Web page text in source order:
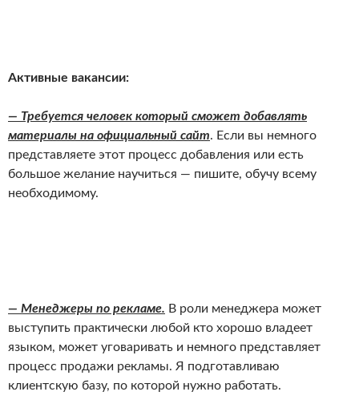
Активные вакансии:
— Требуется человек который сможет добавлять
материалы на официальный сайт. Если вы немного
представляете этот процесс добавления или есть
большое желание научиться — пишите, обучу всему
необходимому.
— Менеджеры по рекламе. В роли менеджера может
выступить практически любой кто хорошо владеет
языком, может уговаривать и немного представляет
процесс продажи рекламы. Я подготавливаю
клиентскую базу, по которой нужно работать.